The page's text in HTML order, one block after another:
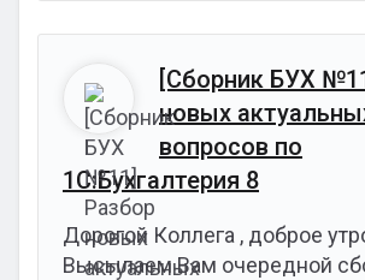
[Сборник БУХ
новых
вопросов по
1С:Бухгалтерия 8
Дорогой Коллега , доброе
Высылаем Вам очередной